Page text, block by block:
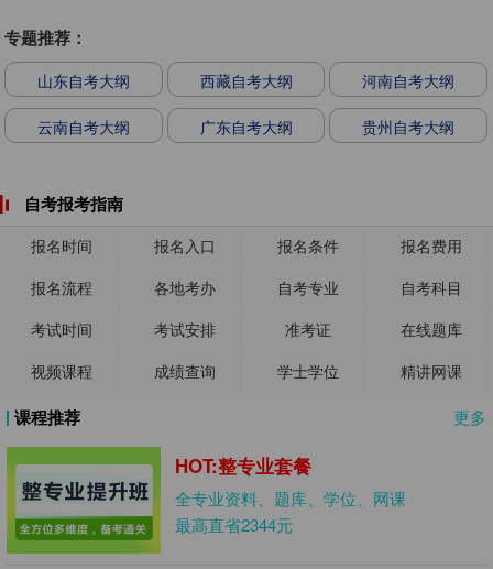
专题推荐：
山东自考大纲 西藏自考大纲 河南自考大纲
云南自考大纲 广东自考大纲 贵州自考大纲
自考报考指南
报名时间 报名入口 报名条件
报名费用
报名流程
各地考办 自考专业
自考科目
考试时间
考试安排 准考证
在线题库
视频课程
成绩查询 学士学位 精讲网课
更多
课程推荐
HOT:整专业套餐
全专业资料、题库、学位、网课
最高直省2344元